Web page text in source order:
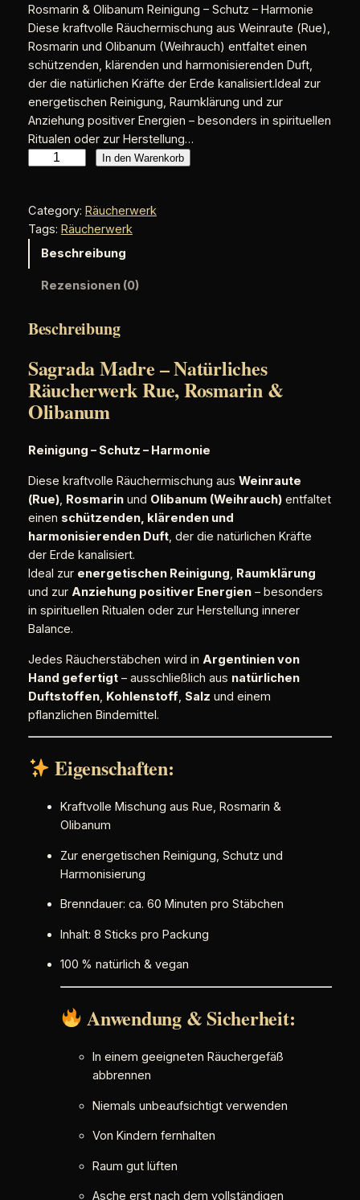
Rosmarin & Olibanum Reinigung – Schutz – Harmonie
Diese kraftvolle Räuchermischung aus Weinraute (Rue),
Rosmarin und Olibanum (Weihrauch) entfaltet einen
schützenden, klärenden und harmonisierenden Duft,
der die natürlichen Kräfte der Erde kanalisiert.Ideal zur
energetischen Reinigung, Raumklärung und zur
Anziehung positiver Energien – besonders in spirituellen
Ritualen oder zur Herstellung…
r
a
a
d
e
–
N
a
ü
l
i
c
h
e
s
R
ä
u
c
h
e
r
r
In den Warenkorb
Category: Räucherwerk
Tags: Räucherwerk
Beschreibung
Rezensionen (0)
Beschreibung
Sagrada Madre – Natürliches
Räucherwerk Rue, Rosmarin &
Olibanum
Reinigung – Schutz – Harmonie
Diese kraftvolle Räuchermischung aus Weinraute
(Rue), Rosmarinund Olibanum (Weihrauch)entfaltet
einen schützenden, klärenden und
harmonisierenden Duft, der die natürlichen Kräfte
der Erde kanalisiert.
Ideal zur energetischen Reinigung, Raumklärung
und zur Anziehung positiver Energien– besonders
in spirituellen Ritualen oder zur Herstellung innerer
Balance.
Jedes Räucherstäbchen wird in Argentinien von
Hand gefertigt– ausschließlich aus natürlichen
Duftstoffen, Kohlenstoff, Salz und einem
pflanzlichen Bindemittel.
Eigenschaften:
Kraftvolle Mischung aus Rue, Rosmarin &
Olibanum
Zur energetischen Reinigung, Schutz und
Harmonisierung
Brenndauer: ca. 60 Minuten pro Stäbchen
Inhalt: 8 Sticks pro Packung
100 % natürlich & vegan
Anwendung & Sicherheit:
In einem geeigneten Räuchergefäß
abbrennen
Niemals unbeaufsichtigt verwenden
Von Kindern fernhalten
Raum gut lüften
Asche erst nach dem vollständigen